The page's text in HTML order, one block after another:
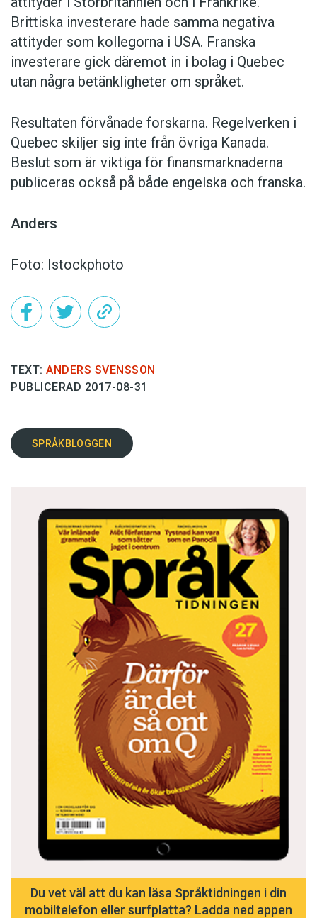
Brittiska investerare hade samma negativa
attityder som kollegorna i USA. Franska
investerare gick däremot in i bolag i Quebec
utan några betänkligheter om språket.
Resultaten förvånade forskarna. Regelverken i
Quebec skiljer sig inte från övriga Kanada.
Beslut som är viktiga för finansmarknaderna
publiceras också på både engelska och franska.
Anders
Foto: Istockphoto
TEXT: ANDERS SVENSSON
PUBLICERAD 2017-08-31
SPRÅKBLOGGEN
Du vet väl att du kan läsa Språktidningen i din
mobiltelefon eller surfplatta? Ladda ned appen